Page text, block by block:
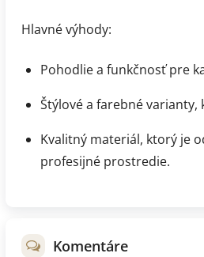
Hlavné výhody:
Pohodlie a funkčnosť pre
Štýlové a farebné
Kvalitný materiál, ktorý je
profesijné prostredie.
Komentáre